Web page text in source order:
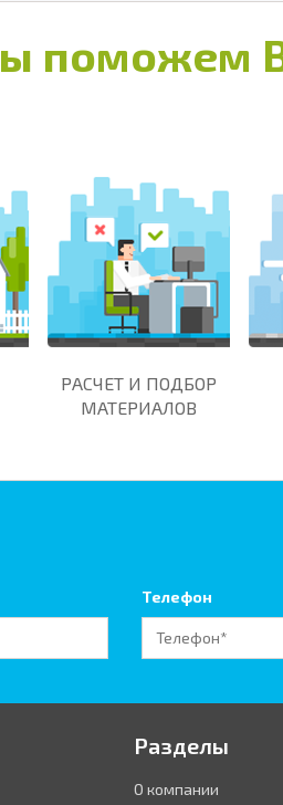
поможем
РАСЧЕТ И ПОДБОР
МАТЕРИАЛОВ
Телефон
Разделы
О компании